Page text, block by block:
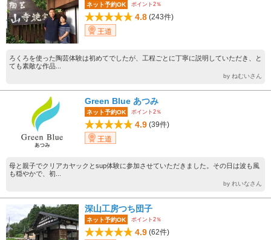
ネット予約OK ポイント2％
4.8 (243件)
王道
ろくろを使った陶芸体験は初めてでしたが、工程ごとに丁寧に説明していただき、と
ても素敵な作品...
by ねむいさん
Green Blue あつみ
ネット予約OK ポイント2％
4.9 (39件)
王道
母と親子でクリアカヤックとsup体験に参加させていただきました。その日は波も風
も穏やかで、初...
by れいなさん
深山工房つち団子
ネット予約OK ポイント2％
4.9 (62件)